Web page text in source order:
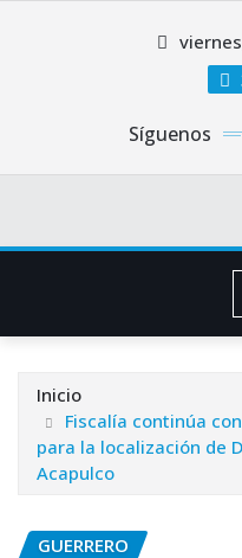
Síguenos
Inicio
Fiscalía continúa
para la localización de
Acapulco
GUERRERO